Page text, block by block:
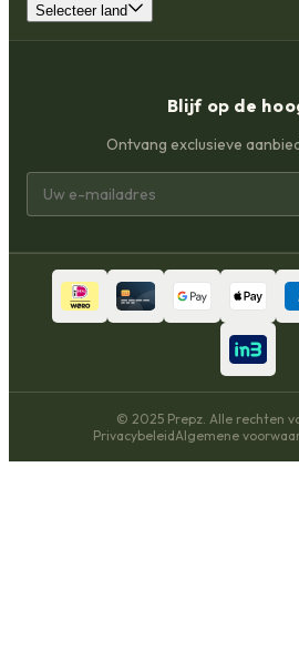
Selecteer land
Blijf op de
Ontvang exclusieve
© 2025 Prepz. Alle rechten
PrivacybeleidAlgemene